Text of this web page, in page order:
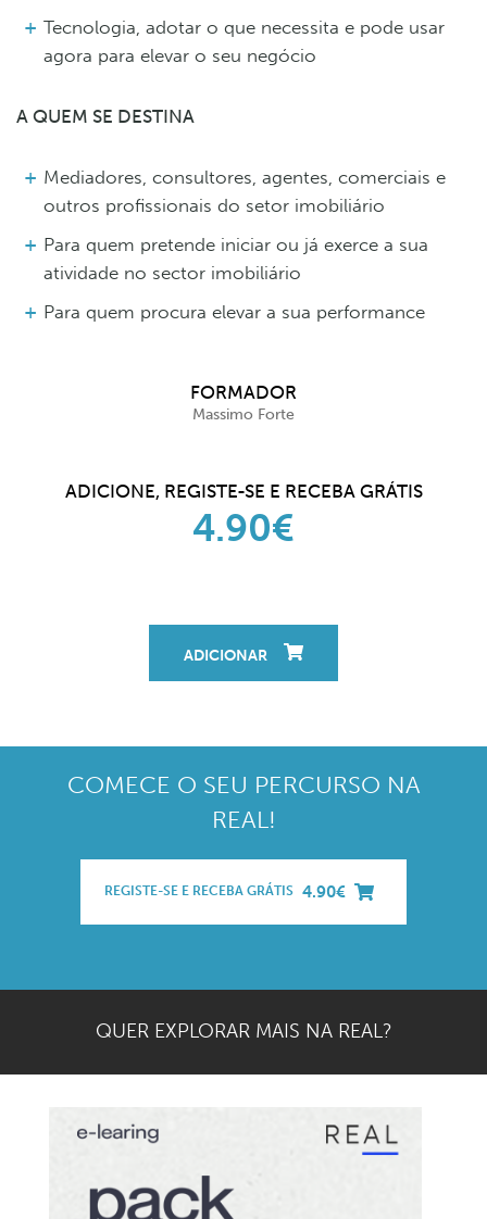
Tecnologia, adotar o que necessita e pode usar
agora para elevar o seu negócio
A QUEM SE DESTINA
Mediadores, consultores, agentes, comerciais e
outros profissionais do setor imobiliário
Para quem pretende iniciar ou já exerce a sua
atividade no sector imobiliário
Para quem procura elevar a sua performance
FORMADOR
Massimo Forte
ADICIONE, REGISTE-SE E RECEBA GRÁTIS
4.90€
ADICIONAR
COMECE O SEU PERCURSO NA
REAL!
REGISTE-SE E RECEBA GRÁTIS 4.90€
QUER EXPLORAR MAIS NA REAL?